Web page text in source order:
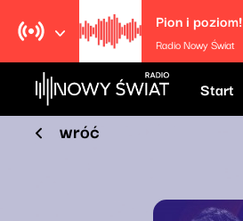
Pion i poziom!
Radio Nowy Świat
Start
wróć